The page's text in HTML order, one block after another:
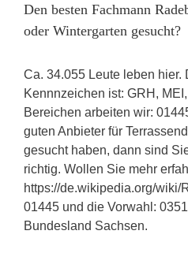
Den besten Fachmann
oder Wintergarten gesucht?
Ca. 34.055 Leute leben hier.
Kennnzeichen ist: GRH,
Bereichen arbeiten wir:
guten Anbieter für
gesucht haben, dann sind
richtig. Wollen Sie mehr
https://de.wikipedia.org/wiki/
01445 und die Vorwahl:
Bundesland Sachsen.